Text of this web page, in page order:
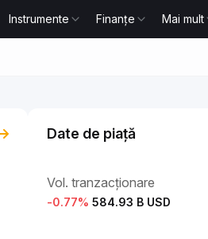
Instrumente Finanțe Mai mult
Date de piață
Vol. tranzacționare
-0.77% 584.93 B USD